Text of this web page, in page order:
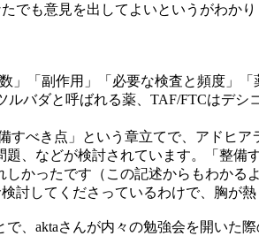
でも意見を出してよいというがわか
「副作用」「必要な検査と頻度」「
バダと呼ばれる薬、TAF/FTCはデシ
すべき点」という章立てで、アドヒア
、などが検討されています。「整備
かったです（この記述からもわかる
討してくださっているわけで、胸が熱
、aktaさんが内々の勉強会を開いた